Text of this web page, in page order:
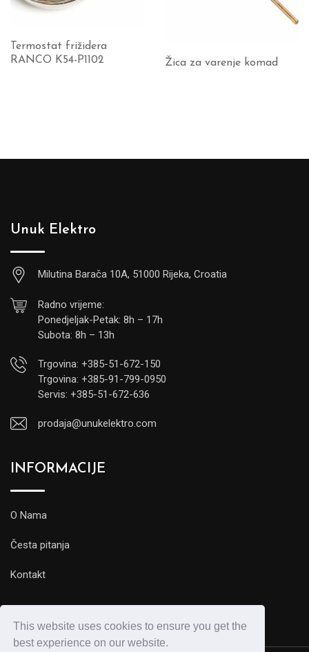
This website uses cookies to ensure you get the
best experience on our website.
Termostat frižidera
RANCO K54-P1102
Žica za varenje komad
Unuk Elektro
Milutina Barača 10A, 51000 Rijeka, Croatia
Radno vrijeme:
Ponedjeljak-Petak: 8h – 17h
Subota: 8h – 13h
Trgovina: +385-51-672-150
Trgovina: +385-91-799-0950
Servis: +385-51-672-636
prodaja@unukelektro.com
INFORMACIJE
O Nama
Česta pitanja
Kontakt